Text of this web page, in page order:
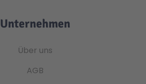
Unternehmen
Über uns
AGB